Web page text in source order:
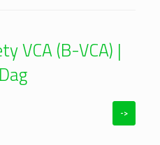
VCA (B-VCA) |
->